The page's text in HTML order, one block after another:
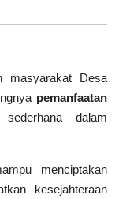
masyarakat Desa
pemanfaatan
dalam
menciptakan
kesejahteraan